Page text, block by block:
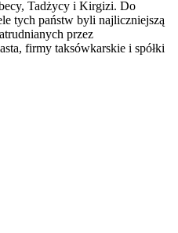
Tadżycy i Kirgizi. Do
tych państw byli najliczniejszą
przez
firmy taksówkarskie i spółki